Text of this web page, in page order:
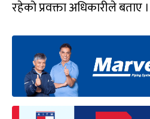
रहेको प्रवक्ता अधिकारीले बताए ।